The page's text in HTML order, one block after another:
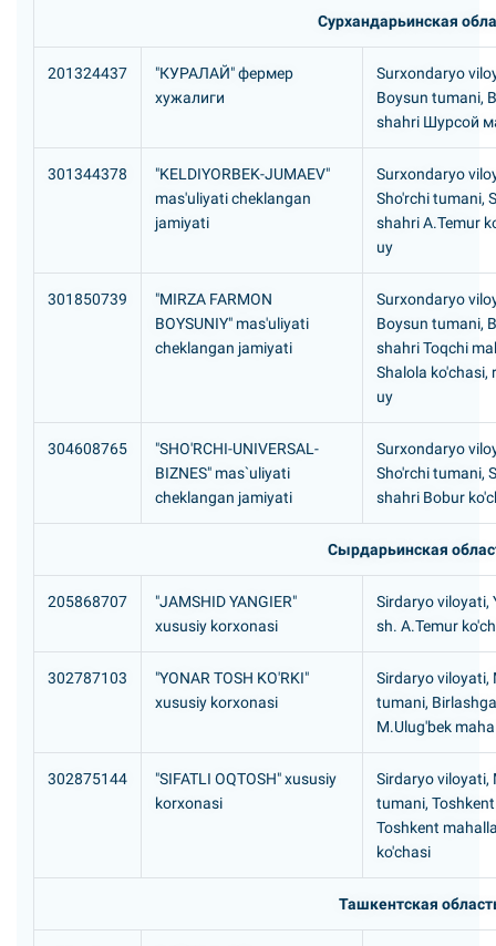
Сурхандарьинская
201324437
"КУРАЛАЙ" фермер
хужалиги
Surxondaryo
Boysun tumani,
shahri Шурсой
301344378
"KELDIYORBEK-JUMAEV"
mas'uliyati cheklangan
jamiyati
Surxondaryo
Sho'rchi tumani,
shahri A.Temur
uy
301850739
"MIRZA FARMON
BOYSUNIY" mas'uliyati
cheklangan jamiyati
Surxondaryo
Boysun tumani,
shahri Toqchi
Shalola ko'chasi,
uy
304608765
"SHO'RCHI-UNIVERSAL-
BIZNES" mas`uliyati
cheklangan jamiyati
Surxondaryo
Sho'rchi tumani,
shahri Bobur
Сырдарьинская
205868707
"JAMSHID YANGIER"
xususiy korxonasi
Sirdaryo viloyati,
sh. A.Temur
302787103
"YONAR TOSH KO'RKI"
xususiy korxonasi
Sirdaryo viloyati,
tumani,
M.Ulug'bek
302875144
"SIFATLI OQTOSH" xususiy
korxonasi
Sirdaryo viloyati,
tumani, Toshkent
Toshkent
ko'chasi
Ташкентская